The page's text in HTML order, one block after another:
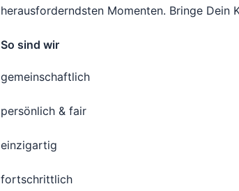
herausforderndsten Momenten. Bringe Dein
So sind wir
gemeinschaftlich
persönlich & fair
einzigartig
fortschrittlich